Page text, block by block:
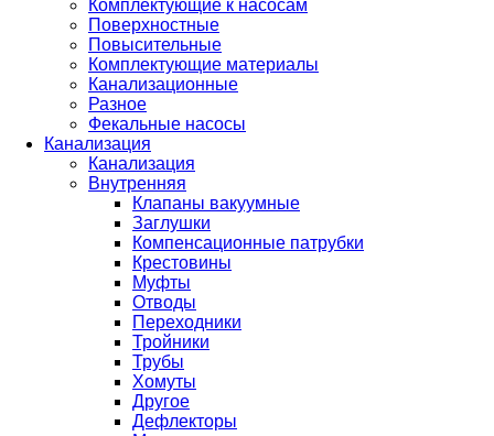
Комплектующие к насосам
Поверхностные
Повысительные
Комплектующие материалы
Канализационные
Разное
Фекальные насосы
Канализация
Канализация
Внутренняя
Клапаны вакуумные
Заглушки
Компенсационные патрубки
Крестовины
Муфты
Отводы
Переходники
Тройники
Трубы
Хомуты
Другое
Дефлекторы